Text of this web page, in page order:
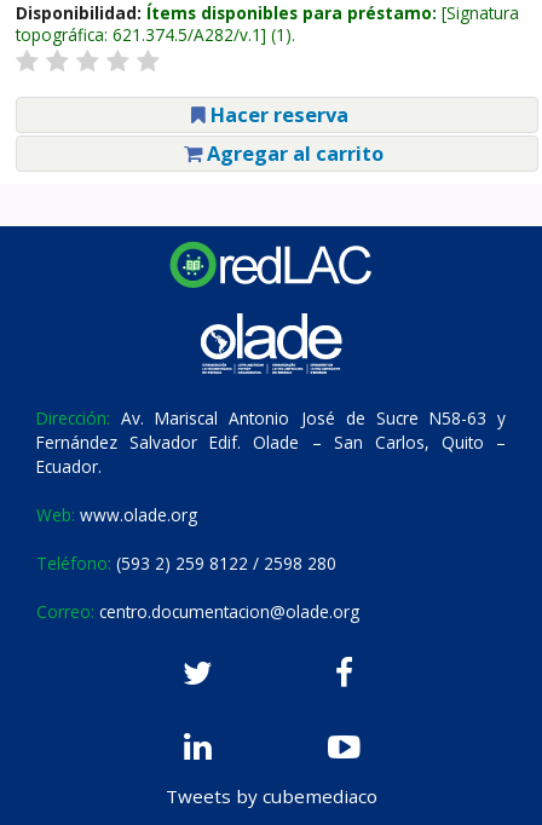
Disponibilidad: Ítems disponibles para préstamo: Signatura
topográfica: 621.374.5/A282/v.1 (1).
Hacer reserva
Agregar al carrito
Dirección: Av. Mariscal Antonio José de Sucre N58-63 y
Fernández Salvador Edif. Olade – San Carlos, Quito –
Ecuador.
Web: www.olade.org
Teléfono: (593 2) 259 8122 / 2598 280
Correo: centro.documentacion@olade.org
Tweets by cubemediaco